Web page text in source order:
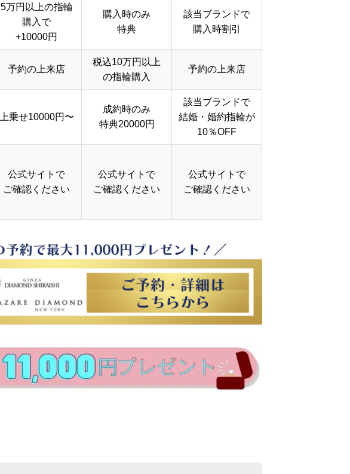
5万円以上の指輪
購入で
+10000円
購入時のみ
特典
該当ブランドで
購入時割引
予約の上来店
税込10万円以上
の指輪購入
予約の上来店
上乗せ10000円〜
成約時のみ
特典20000円
該当ブランドで
結婚・婚約指輪が
10％OFF
公式サイトで
ご確認ください
公式サイトで
ご確認ください
公式サイトで
ご確認ください